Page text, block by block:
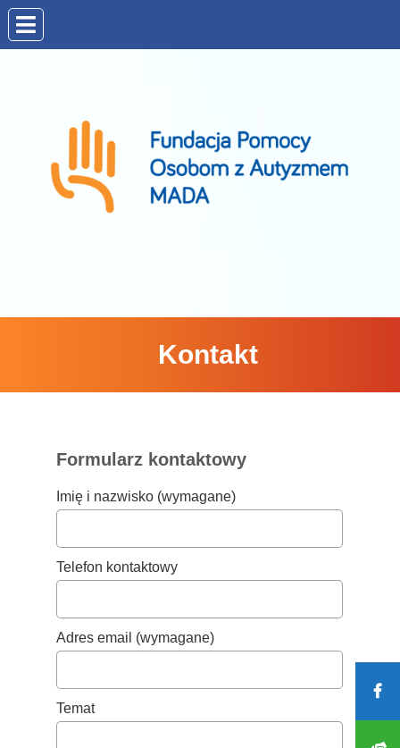
Kontakt
Formularz kontaktowy
Imię i nazwisko (wymagane)
Telefon kontaktowy
Adres email (wymagane)
Temat